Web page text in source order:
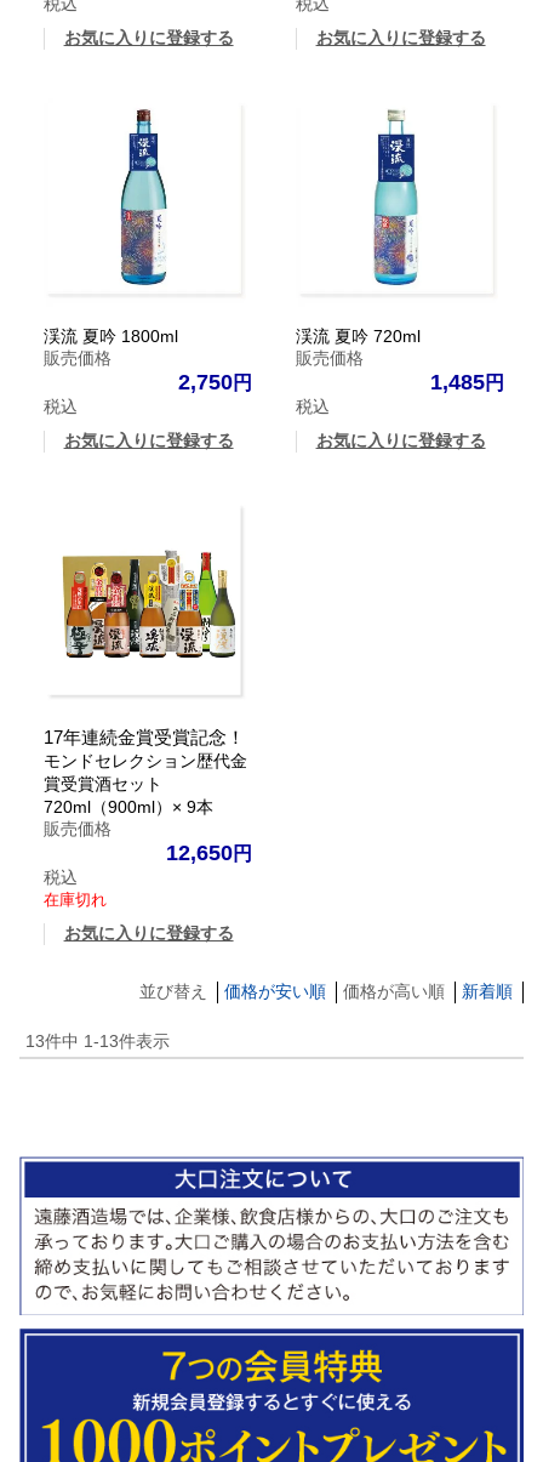
お気に入りに登録する
お気に入りに登録する
渓流 夏吟 1800ml
販売価格
2,750
税込
お気に入りに登録する
渓流 夏吟 720ml
販売価格
1,485
税込
お気に入りに登録する
17年連続金賞受賞記念！
モンドセレクション歴代金
賞受賞酒セット
720ml（900ml）× 9本
販売価格
12,650
税込
在庫切れ
お気に入りに登録する
並び替え 価格が安い順 価格が高い順 新着順
13件中 1-13件表示